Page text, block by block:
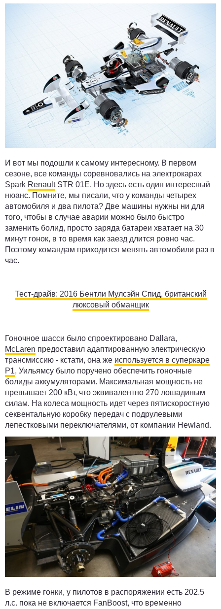
И вот мы подошли к самому интересному. В первом
сезоне, все команды соревновались на электрокарах
Spark RenaultSTR 01E. Но здесь есть один интересный
нюанс. Помните, мы писали, что у команды четырех
автомобиля и два пилота? Две машины нужны ни для
того, чтобы в случае аварии можно было быстро
заменить болид, просто заряда батареи хватает на 30
минут гонок, в то время как заезд длится ровно час.
Поэтому командам приходится менять автомобили раз в
час.
Тест-драйв: 2016 Бентли Мулсэйн Спид, британский
люксовый обманщик
Гоночное шасси было спроектировано Dallara,
McLaren предоставил адаптированную электрическую
трансмиссию - кстати, она же используется в суперкаре
P1, Уильямсу было поручено обеспечить гоночные
болиды аккумуляторами. Максимальная мощность не
превышает 200 кВт, что эквивалентно 270 лошадиным
силам. На колеса мощность идет через пятискоростную
секвентальную коробку передач с подрулевыми
лепестковыми переключателями, от компании Hewland.
В режиме гонки, у пилотов в распоряжении есть 202.5
л.с. пока не включается FanBoost, что временно